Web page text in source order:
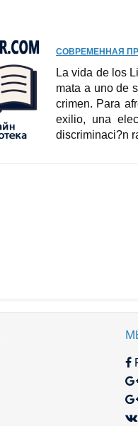
СОВРЕМЕННАЯ
La vida de los
mata a uno de
crimen. Para
exilio, una
discriminaci?n